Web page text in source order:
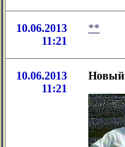
10.06.2013
11:21
**
10.06.2013
11:21
Новый